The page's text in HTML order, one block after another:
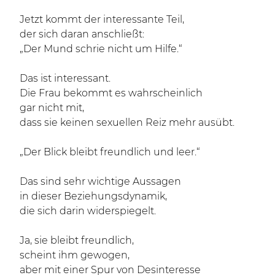
Jetzt kommt der interessante Teil,
der sich daran anschließt:
„Der Mund schrie nicht um Hilfe.“
Das ist interessant.
Die Frau bekommt es wahrscheinlich
gar nicht mit,
dass sie keinen sexuellen Reiz mehr ausübt.
„Der Blick bleibt freundlich und leer.“
Das sind sehr wichtige Aussagen
in dieser Beziehungsdynamik,
die sich darin widerspiegelt.
Ja, sie bleibt freundlich,
scheint ihm gewogen,
aber mit einer Spur von Desinteresse